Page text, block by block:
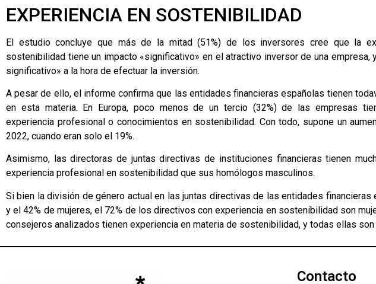
EXPERIENCIA EN SOSTENIBILIDAD
El estudio concluye que más de la mitad (51%) de los inversores cree que la
sostenibilidad tiene un impacto «significativo» en el atractivo inversor de una empresa,
significativo» a la hora de efectuar la inversión.
A pesar de ello, el informe confirma que las entidades financieras españolas tienen
en esta materia. En Europa, poco menos de un tercio (32%) de las empresas
experiencia profesional o conocimientos en sostenibilidad. Con todo, supone un
2022, cuando eran solo el 19%.
Asimismo, las directoras de juntas directivas de instituciones financieras tienen
experiencia profesional en sostenibilidad que sus homólogos masculinos.
Si bien la división de género actual en las juntas directivas de las entidades
y el 42% de mujeres, el 72% de los directivos con experiencia en sostenibilidad son
consejeros analizados tienen experiencia en materia de sostenibilidad, y todas ellas son
Contacto